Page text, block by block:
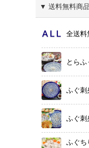
▼ 送料無料商品
全送料
とらふ
ふぐ刺
ふぐ刺
ふぐち